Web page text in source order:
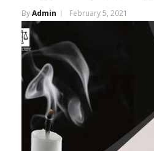
ByAdmin February 5, 2021